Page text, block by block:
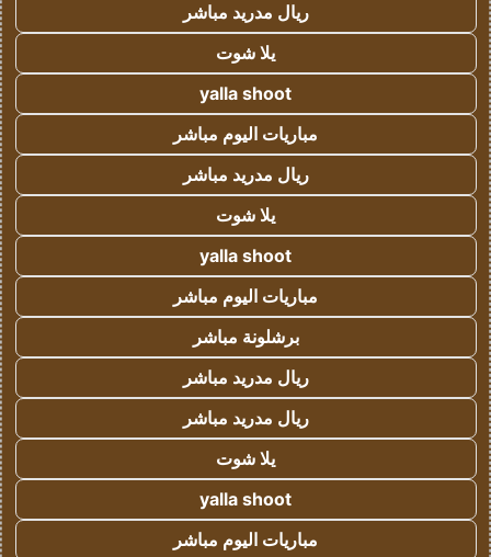
ريال مدريد مباشر
يلا شوت
yalla shoot
مباريات اليوم مباشر
ريال مدريد مباشر
يلا شوت
yalla shoot
مباريات اليوم مباشر
برشلونة مباشر
ريال مدريد مباشر
ريال مدريد مباشر
يلا شوت
yalla shoot
مباريات اليوم مباشر